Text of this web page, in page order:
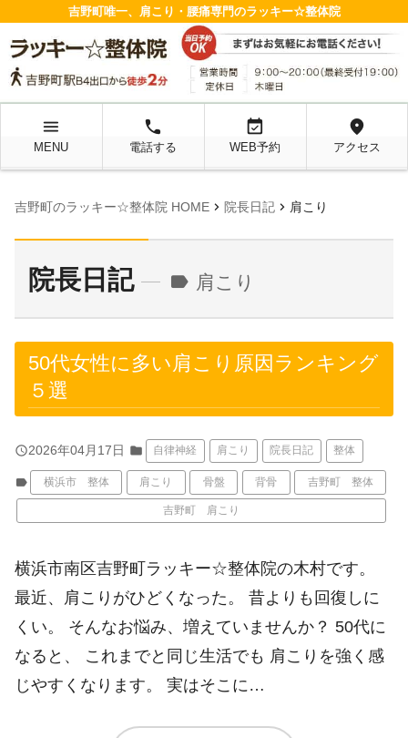
吉野町唯一、肩こり・腰痛専門のラッキー☆整体院
menu
MENU
local_phone
電話する
event_available
WEB予約
location_on
アクセス
吉野町のラッキー☆整体院 HOME chevron_right 院長日記 chevron_right 肩こり
院長日記 label 肩こり
50代女性に多い肩こり原因ランキング
５選
query_builder2026年04月17日 folder 自律神経 肩こり 院長日記 整体
label 横浜市 整体 肩こり 骨盤 背骨 吉野町 整体
吉野町 肩こり
横浜市南区吉野町ラッキー☆整体院の木村です。
最近、肩こりがひどくなった。 昔よりも回復しに
くい。 そんなお悩み、増えていませんか？ 50代に
なると、 これまでと同じ生活でも 肩こりを強く感
じやすくなります。 実はそこに…